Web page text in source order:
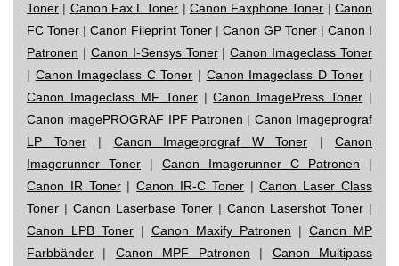
Toner | Canon Fax L Toner | Canon Faxphone Toner |Canon
FC Toner | Canon Fileprint Toner | Canon GP Toner | Canon I
Patronen | Canon I-Sensys Toner|Canon Imageclass Toner
| Canon Imageclass C Toner | Canon Imageclass D Toner |
Canon Imageclass MF Toner|Canon ImagePress Toner |
Canon imagePROGRAF IPF Patronen | Canon Imageprograf
LP Toner| Canon Imageprograf W Toner | Canon
Imagerunner Toner | Canon Imagerunner C Patronen |
Canon IR Toner|Canon IR-C Toner|Canon Laser Class
Toner | Canon Laserbase Toner | Canon Lasershot Toner |
Canon LPB Toner | Canon Maxify Patronen | Canon MP
Farbbänder | Canon MPF Patronen | Canon Multipass